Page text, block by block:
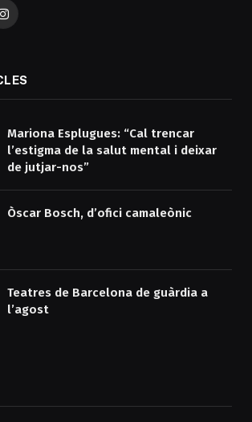
Instagram
Mariona Esplugues: “Cal trencar
l’estigma de la salut mental i deixar
de jutjar-nos”
Òscar Bosch, d’ofici camaleònic
Teatres de Barcelona de guàrdia a
l’agost